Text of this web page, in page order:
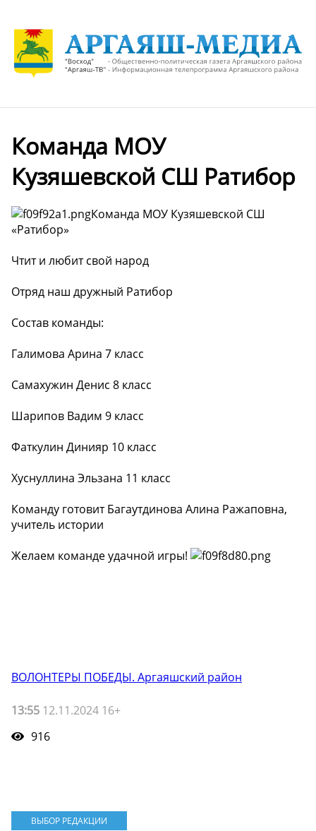
Команда МОУ
Кузяшевской СШ Ратибор
Команда МОУ Кузяшевской СШ
«Ратибор»
Чтит и любит свой народ
Отряд наш дружный Ратибор
Состав команды:
Галимова Арина 7 класс
Самахужин Денис 8 класс
Шарипов Вадим 9 класс
Фаткулин Динияр 10 класс
Хуснуллина Эльзана 11 класс
Команду готовит Багаутдинова Алина Ражаповна,
учитель истории
Желаем команде удачной игры!
ВОЛОНТЕРЫ ПОБЕДЫ. Аргаяшский район
13:55 12.11.2024 16+
916
ВЫБОР РЕДАКЦИИ